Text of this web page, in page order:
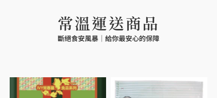
常溫運送商品
斷絕食安風暴｜給你最安心的保障